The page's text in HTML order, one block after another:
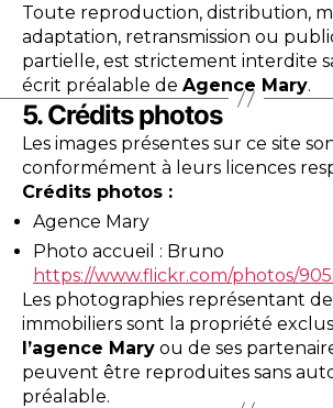
Toute reproduction, distribution,
adaptation, retransmission ou
partielle, est strictement interdite
écrit préalable de Agence Mary.
5. Crédits photos
Les images présentes sur ce site
conformément à leurs licences
Crédits photos :
Agence Mary
Photo accueil : Bruno
https://www.flickr.com/photos/
Les photographies représentant
immobiliers sont la propriété
l’agence Mary ou de ses
peuvent être reproduites sans
préalable.